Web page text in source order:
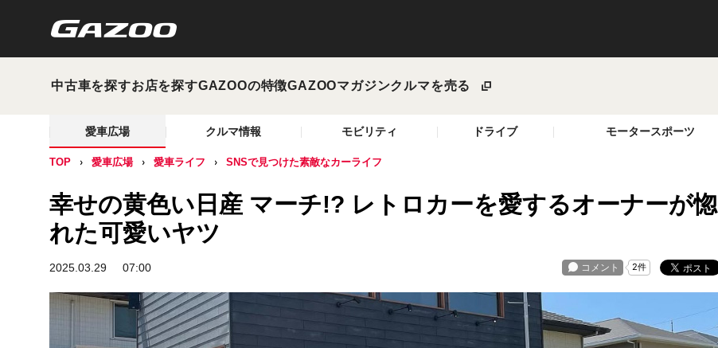
中古車を探すお店を探すGAZOOの特徴GAZOOマガジンクルマを売る
愛車広場 クルマ情報 モビリティ ドライブ モータースポーツ
TOP 愛車広場 愛車ライフ SNSで見つけた素敵なカーライフ
幸せの黄色い日産 マーチ!? レトロカーを愛するオーナーが惚
れた可愛いヤツ
2025.03.29 07:00